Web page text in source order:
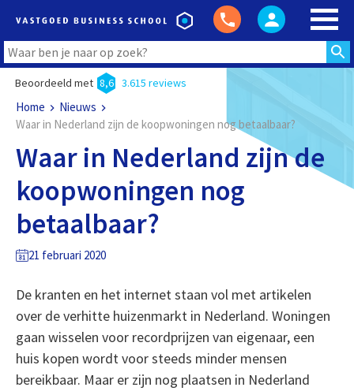
Beoordeeld met 8,6 3.615 reviews
Home
Nieuws
Waar in Nederland zijn de koopwoningen nog betaalbaar?
Waar in Nederland zijn de
koopwoningen nog
betaalbaar?
21 februari 2020
De kranten en het internet staan vol met artikelen
over de verhitte huizenmarkt in Nederland. Woningen
gaan wisselen voor recordprijzen van eigenaar, een
huis kopen wordt voor steeds minder mensen
bereikbaar. Maar er zijn nog plaatsen in Nederland